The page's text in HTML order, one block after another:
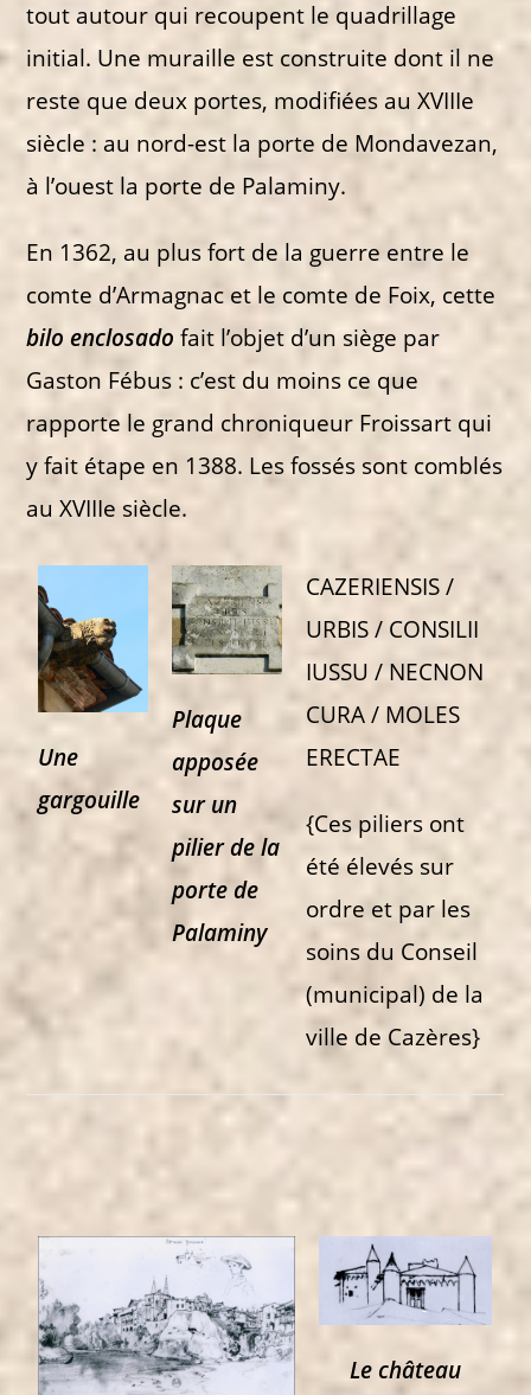
tout autour qui recoupent le quadrillage
initial. Une muraille est construite dont il ne
reste que deux portes, modifiées au XVIIIe
siècle : au nord-est la porte de Mondavezan,
à l’ouest la porte de Palaminy.
En 1362, au plus fort de la guerre entre le
comte d’Armagnac et le comte de Foix, cette
bilo enclosado fait l’objet d’un siège par
Gaston Fébus : c’est du moins ce que
rapporte le grand chroniqueur Froissart qui
y fait étape en 1388. Les fossés sont comblés
au XVIIIe siècle.
Une
gargouille
Plaque
apposée
sur un
pilier de la
porte de
Palaminy
CAZERIENSIS /
URBIS / CONSILII
IUSSU / NECNON
CURA / MOLES
ERECTAE
{Ces piliers ont
été élevés sur
ordre et par les
soins du Conseil
(municipal) de la
ville de Cazères}
Le château